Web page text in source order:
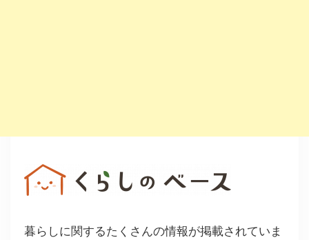
暮らしに関するたくさんの情報が掲載されていま